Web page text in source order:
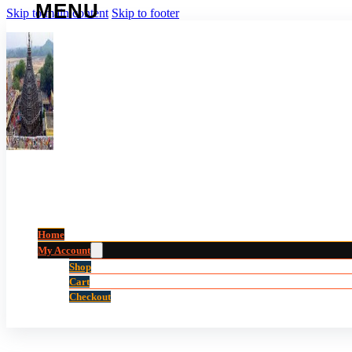
Skip to main content Skip to footer
Home
My Account
Shop
Cart
Checkout